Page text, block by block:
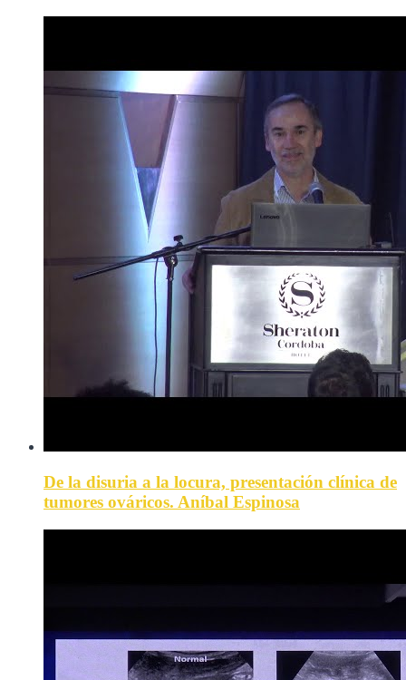
De la disuria a la locura, presentación clínica de
tumores ováricos. Aníbal Espinosa